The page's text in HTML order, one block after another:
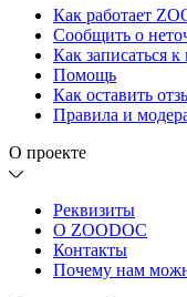
Как работает
Сообщить о
Как записаться к
Помощь
Как оставить
Правила и
О проекте
Реквизиты
О ZOODOC
Контакты
Почему нам